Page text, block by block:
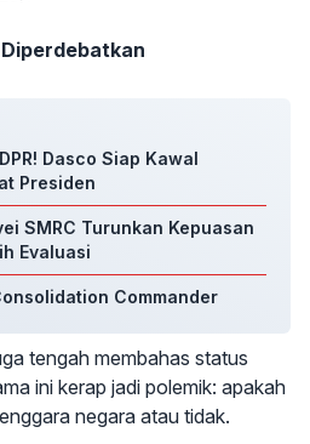
Dasco Siap Kawal
Presiden
SMRC Turunkan Kepuasan
Evaluasi
Commander
tengah membahas status
ini kerap jadi polemik: apakah
negara atau tidak.